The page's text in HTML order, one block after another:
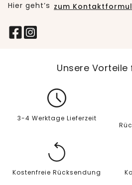
Hier geht’s zum
Unsere Vorteile
3-4 Werktage Lieferzeit
Kostenfreie Rücksendung